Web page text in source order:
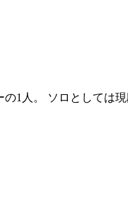
の1人。 ソロとして